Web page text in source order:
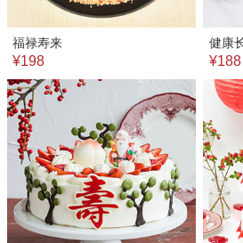
福禄寿来
¥198
健康
¥188